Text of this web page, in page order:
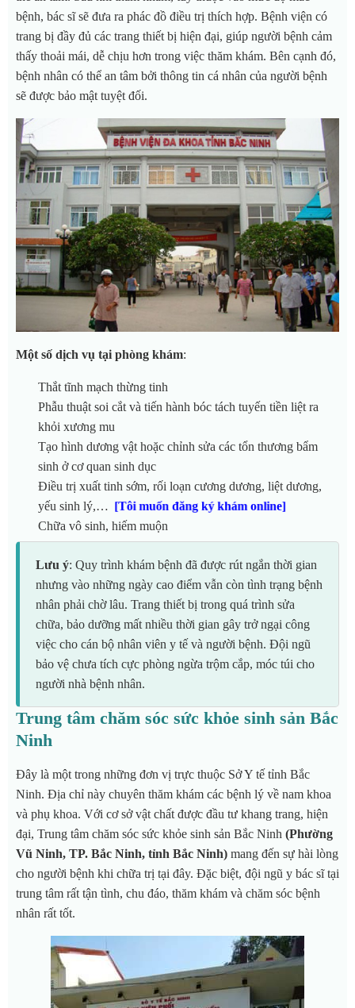
bệnh, bác sĩ sẽ đưa ra phác đồ điều trị thích hợp. Bệnh viện có
trang bị đầy đủ các trang thiết bị hiện đại, giúp người bệnh cảm
thấy thoải mái, dễ chịu hơn trong việc thăm khám. Bên cạnh đó,
bệnh nhân có thể an tâm bởi thông tin cá nhân của người bệnh
sẽ được bảo mật tuyệt đối.
Một số dịch vụ tại phòng khám:
Thắt tĩnh mạch thừng tinh
Phẫu thuật soi cắt và tiến hành bóc tách tuyến tiền liệt ra
khỏi xương mu
Tạo hình dương vật hoặc chỉnh sửa các tổn thương bẩm
sinh ở cơ quan sinh dục
Điều trị xuất tinh sớm, rối loạn cương dương, liệt dương,
yếu sinh lý,… [Tôi muốn đăng ký khám online]
Chữa vô sinh, hiếm muộn
Lưu ý: Quy trình khám bệnh đã được rút ngắn thời gian
nhưng vào những ngày cao điểm vẫn còn tình trạng bệnh
nhân phải chờ lâu. Trang thiết bị trong quá trình sửa
chữa, bảo dưỡng mất nhiều thời gian gây trở ngại công
việc cho cán bộ nhân viên y tế và người bệnh. Đội ngũ
bảo vệ chưa tích cực phòng ngừa trộm cắp, móc túi cho
người nhà bệnh nhân.
Trung tâm chăm sóc sức khỏe sinh sản Bắc
Ninh
Đây là một trong những đơn vị trực thuộc Sở Y tế tỉnh Bắc
Ninh. Địa chỉ này chuyên thăm khám các bệnh lý về nam khoa
và phụ khoa. Với cơ sở vật chất được đầu tư khang trang, hiện
đại, Trung tâm chăm sóc sức khỏe sinh sản Bắc Ninh (Phường
Vũ Ninh, TP. Bắc Ninh, tỉnh Bắc Ninh) mang đến sự hài lòng
cho người bệnh khi chữa trị tại đây. Đặc biệt, đội ngũ y bác sĩ tại
trung tâm rất tận tình, chu đáo, thăm khám và chăm sóc bệnh
nhân rất tốt.